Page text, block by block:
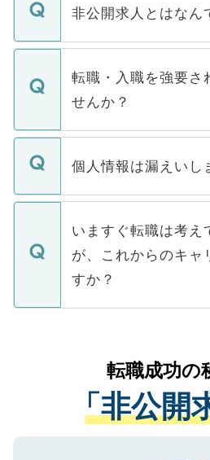
登録内容を確認し、そ
ます。通常、5営業日
いただきますので、し
非公開求人とはなん
マイナビDOCTORで
うち約3割は、Webサ
けない「非公開求人」
下記の理由によって、
ません。
■応募殺到を避けるた
関を公にしてしまうと
に、医療機関が求める
みを人材紹介会社に依
ています。
転職・入職を強要さ
せんか？
転職・入職を強要する
ん。また、仮に応募先
定を承諾する必要はあ
の辞退の連絡はキャリ
個人情報は漏えいし
個人情報が漏えいする
で、ご安心ください。
などで収集したご登録
ご本人のキャリアアッ
支援を目的に使用いた
ているすべての個人デ
は、個人情報の取り扱
管理基準を満たした事
る、プライバシーマー
いますぐ転職は考え
が、これからのキャ
すか？
かがいして、現在の医
経験をまじえながら、
させていただきます。
ない方には、長期的な
ので、まずはご登録く
転職成功の
「非公開